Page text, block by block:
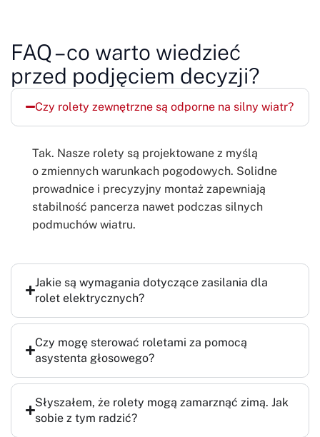
FAQ – co warto wiedzieć
przed podjęciem decyzji?
Czy rolety zewnętrzne są odporne na silny wiatr?
Tak. Nasze rolety są projektowane z myślą
o zmiennych warunkach pogodowych. Solidne
prowadnice i precyzyjny montaż zapewniają
stabilność pancerza nawet podczas silnych
podmuchów wiatru.
Jakie są wymagania dotyczące zasilania dla
rolet elektrycznych?
Czy mogę sterować roletami za pomocą
asystenta głosowego?
Słyszałem, że rolety mogą zamarznąć zimą. Jak
sobie z tym radzić?